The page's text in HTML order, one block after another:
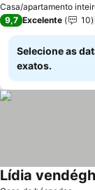
Casa/apartamento
9,7 Excelente 10
Selecione as
exatos.
Lídia